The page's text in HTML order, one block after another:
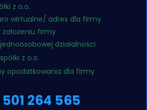
działalności
wirtualne/ adres dla firmy
z o.o.
opodatkowania dla firmy
z o.o.
firmy
264 565